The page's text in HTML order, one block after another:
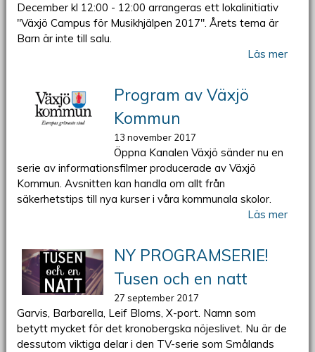
December kl 12:00 - 12:00 arrangeras ett lokalinitiativ
"Växjö Campus för Musikhjälpen 2017". Årets tema är
Barn är inte till salu.
Läs mer
Program av Växjö
Kommun
13 november 2017
Öppna Kanalen Växjö sänder nu en
serie av informationsfilmer producerade av Växjö
Kommun. Avsnitten kan handla om allt från
säkerhetstips till nya kurser i våra kommunala skolor.
Läs mer
NY PROGRAMSERIE!
Tusen och en natt
27 september 2017
Garvis, Barbarella, Leif Bloms, X-port. Namn som
betytt mycket för det kronobergska nöjeslivet. Nu är de
dessutom viktiga delar i den TV-serie som Smålands